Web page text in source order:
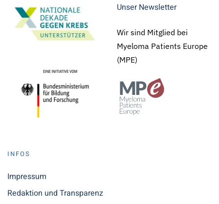
Unser Newsletter
Wir sind Mitglied bei
Myeloma Patients Europe
(MPE)
INFOS
Impressum
Redaktion und Transparenz